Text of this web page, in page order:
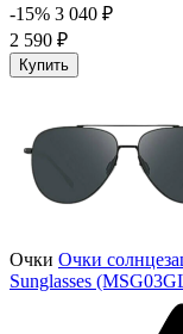
-15% 3 040 ₽
2 590 ₽
Купить
Очки Очки
Sunglasses